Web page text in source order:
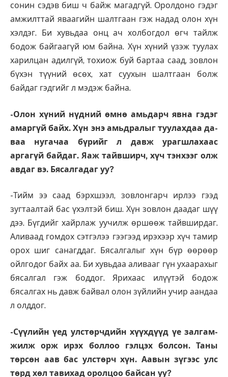
сонин сэдэв биш ч байж магадгүй. Оролдоно гэдэг
амжилттай яваагийн шалтгаан гэж надад олон хүн
хэлдэг. Би хувьдаа онц ач холбогдол өгч тайлж
бодож байгаагүй юм байна. Хүн хүний үзэж туулах
харилцан адилгүй, тохиож буй бартаа саад, зовлон
бүхэн түүний өсөх, хат суухын шалтгаан болж
байдаг гэдгийг л мэдэж байна.
-Олон хүний нүдний өмнө амьдарч явна гэдэг
амаргүй байх. Хүн энэ амьд­ралыг туулахдаа да­
ваа нугачаа бүрийг л давж урагшлахаас
аргагүй байдаг. Яаж тайвширч, хүч тэнхээг олж
авдаг вэ. Бясалгадаг уу?
-Тийм ээ саад бэрхшээл, зовлонгарч ирлээ гээд
зугтаалтай бас үхэлтэй биш. Хүн зовлон даадаг шүү
дээ. Бүгдийг хайрлаж уучилж өршөөж тайвширдаг.
Аливаад гомдох сэтгэлээ гээгээд ирэхээр хүч тамир
орох шиг санагддаг. Бясалгалыг хүн бүр өөрөөр
ойлгодог байх аа. Би хувьдаа аливааг гүн ухаарахыг
бясалгал гэж боддог. Ярихаас илүүтэй бодож
бясалгах нь давж байвал олон зүйлийн учир аандаа
л олддог.
-Сүүлийн үед улстөрч­дийн хүүхдүүд үе залгам­
жилж орж ирэх боллоо гэлцэх болсон. Таны
төрсөн аав бас улстөрч хүн. Аавын зүгээс улс
төрд хөл тавихад оролцоо байсан уу?